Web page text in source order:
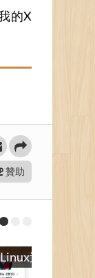
的X
贊助